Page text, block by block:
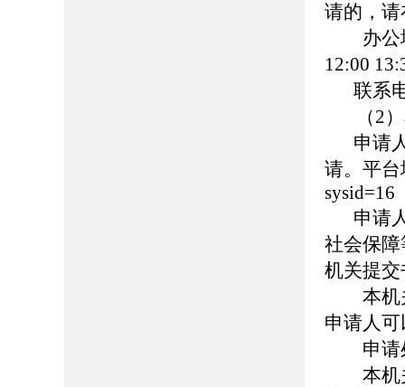
请的，
办公
12:00
联
（2
申请
请。平台
sysid=16
申请
社会保
机关提
本机关
申请人
申请
本机关